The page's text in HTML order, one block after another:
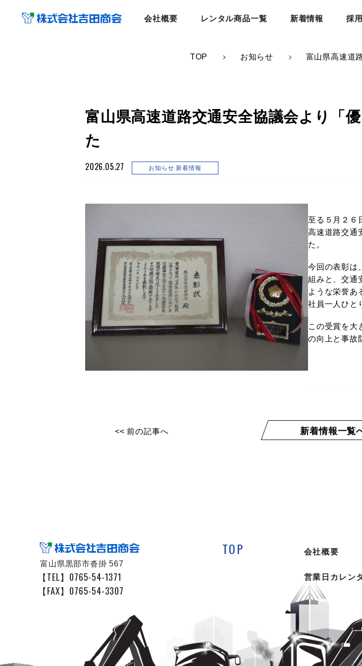
会社概要 レンタル商品一覧 新着情報 採
TOP お知らせ 富山県高速道
富山県高速道路交通安全協議会より「
た
2026.05.27 お知らせ 新着情報
至る５月２
高速道路交通
た。
今回の表彰は
組みと、交通
ような栄誉あ
社員一人ひと
この受賞を大
の向上と事故
<< 前の記事へ 新着情報一覧
富山県黒部市沓掛 567
【TEL】0765-54-1371
【FAX】0765-54-3307
TOP 会社概要
営業日カレン